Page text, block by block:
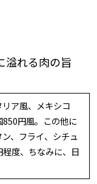
溢れる肉の旨
ア風、メキシコ
円風。この他に
、フライ、シチュ
度、ちなみに、日